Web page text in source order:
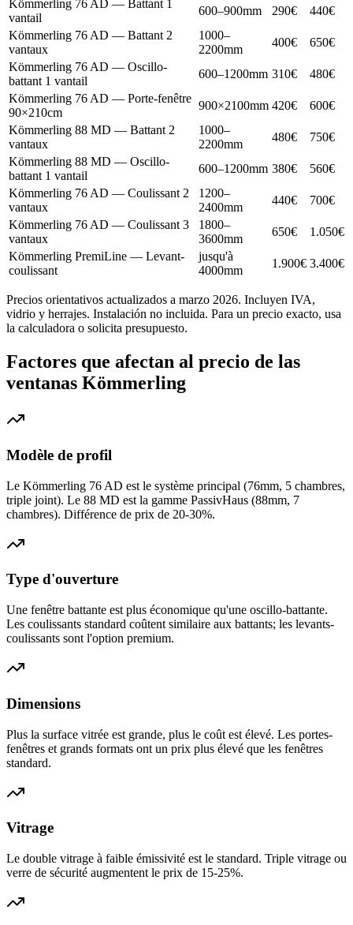
Kömmerling 76 AD — Battant 1
vantail
600–900mm 290€
440€
Kömmerling 76 AD — Battant 2
vantaux
1000–
2200mm
400€
650€
Kömmerling 76 AD — Oscillo-
battant 1 vantail
600–1200mm 310€
480€
Kömmerling 76 AD — Porte-fenêtre
90×210cm
900×2100mm 420€
600€
Kömmerling 88 MD — Battant 2
vantaux
1000–
2200mm
480€
750€
Kömmerling 88 MD — Oscillo-
battant 1 vantail
600–1200mm 380€
560€
Kömmerling 76 AD — Coulissant 2
vantaux
1200–
2400mm
440€
700€
Kömmerling 76 AD — Coulissant 3
vantaux
1800–
3600mm
650€
1.050€
Kömmerling PremiLine — Levant-
coulissant
jusqu'à
4000mm
1.900€ 3.400€
Precios orientativos actualizados a marzo 2026. Incluyen IVA,
vidrio y herrajes. Instalación no incluida. Para un precio exacto, usa
la calculadora o solicita presupuesto.
Factores que afectan al precio de las
ventanas Kömmerling
Modèle de profil
Le Kömmerling 76 AD est le système principal (76mm, 5 chambres,
triple joint). Le 88 MD est la gamme PassivHaus (88mm, 7
chambres). Différence de prix de 20-30%.
Type d'ouverture
Une fenêtre battante est plus économique qu'une oscillo-battante.
Les coulissants standard coûtent similaire aux battants; les levants-
coulissants sont l'option premium.
Dimensions
Plus la surface vitrée est grande, plus le coût est élevé. Les portes-
fenêtres et grands formats ont un prix plus élevé que les fenêtres
standard.
Vitrage
Le double vitrage à faible émissivité est le standard. Triple vitrage ou
verre de sécurité augmentent le prix de 15-25%.